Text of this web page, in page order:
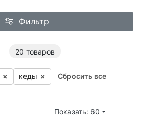
Фильтр
20 товаров
× ке­ды × Сбросить все
Показать: 60